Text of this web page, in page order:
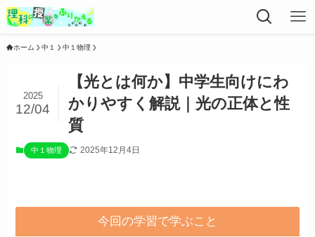
ホーム 中１ 中１物理
【光とは何か】中学生向けにわ
かりやすく解説｜光の正体と性
質
2025
12/04
中１物理 2025年12月4日
今回の学習で学ぶこと